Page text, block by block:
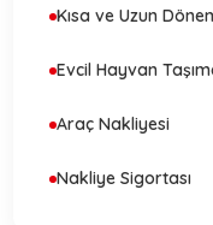
Kısa ve Uzun
Evcil Hayvan
Araç Nakliyesi
Nakliye Sigortası